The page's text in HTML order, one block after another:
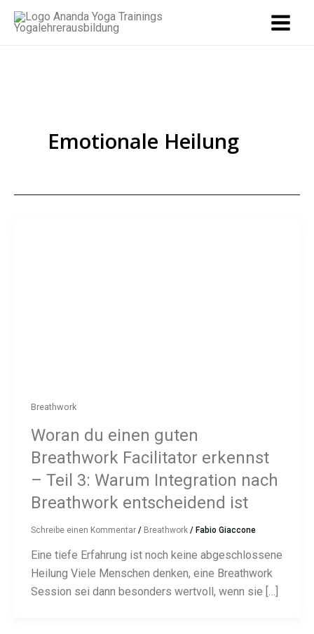
Zum
Inhalt
Emotionale Heilung
Breathwork
Woran du einen guten
Breathwork Facilitator erkennst
– Teil 3: Warum Integration nach
Breathwork entscheidend ist
Schreibe einen Kommentar / Breathwork / Fabio Giaccone
Eine tiefe Erfahrung ist noch keine abgeschlossene
Heilung Viele Menschen denken, eine Breathwork
Session sei dann besonders wertvoll, wenn sie […]